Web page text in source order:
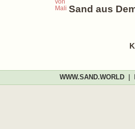
Sand aus
WWW.SAND.WORLD|